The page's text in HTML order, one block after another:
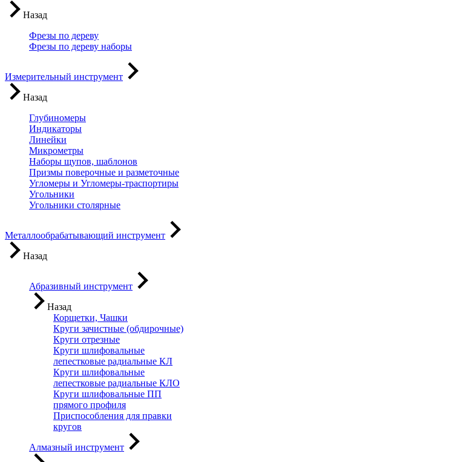
Назад
Фрезы по дереву
Фрезы по дереву наборы
Измерительный инструмент
Назад
Глубиномеры
Индикаторы
Линейки
Микрометры
Наборы щупов, шаблонов
Призмы поверочные и разметочные
Угломеры и Угломеры-траспортиры
Угольники
Угольники столярные
Металлообрабатывающий инструмент
Назад
Абразивный инструмент
Назад
Корщетки, Чашки
Круги зачистные (обдирочные)
Круги отрезные
Круги шлифовальные
лепестковые радиальные КЛ
Круги шлифовальные
лепестковые радиальные КЛО
Круги шлифовальные ПП
прямого профиля
Приспособления для правки
кругов
Алмазный инструмент